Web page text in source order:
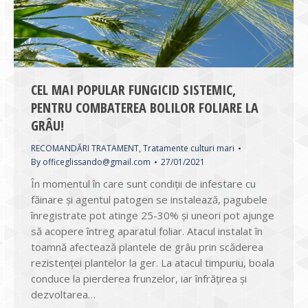
CEL MAI POPULAR FUNGICID SISTEMIC,
PENTRU COMBATEREA BOLILOR FOLIARE LA
GRÂU!
RECOMANDĂRI TRATAMENT, Tratamente culturi mari
By officeglissando@gmail.com 27/01/2021
În momentul în care sunt condiții de infestare cu
făinare și agentul patogen se instalează, pagubele
înregistrate pot atinge 25-30% şi uneori pot ajunge
să acopere întreg aparatul foliar. Atacul instalat în
toamnă afectează plantele de grâu prin scăderea
rezistenței plantelor la ger. La atacul timpuriu, boala
conduce la pierderea frunzelor, iar înfrățirea și
dezvoltarea…